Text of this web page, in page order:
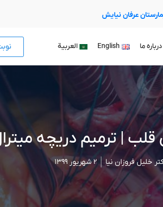
عرفان نیایش
درباره ما English العربية
| ترمیم دریچه
خلیل فروزان نیا ۲ شهریور ۱۳۹۹